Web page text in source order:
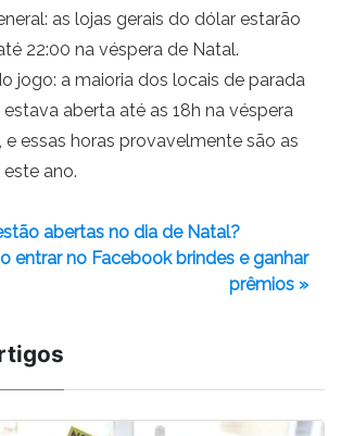
as lojas gerais do dólar estarão
22:00 na véspera de Natal.
jogo: a maioria dos locais de parada
aberta até as 18h na véspera
e essas horas provavelmente são as
ano.
abertas no dia de Natal?
entrar no Facebook brindes e ganhar
prêmios »